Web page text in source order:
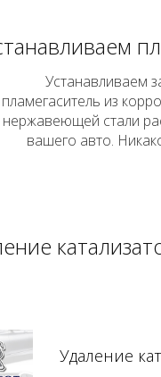
Устанавливаем
пламегаситель из
нержавеющей стали
вашего авто.
Удаление